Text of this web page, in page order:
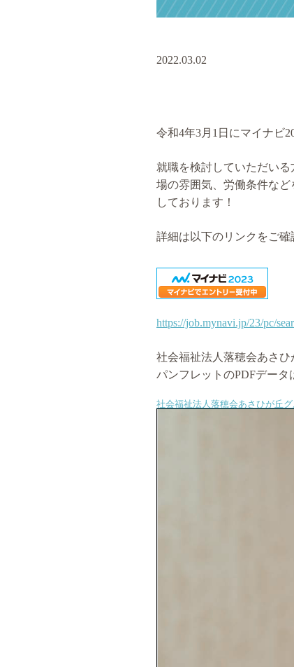
2022.03.02
令和4年3月1日にマイナビ
就職を検討していただい
場の雰囲気、労働条件な
しております！
詳細は以下のリンクをご確
https://job.mynavi.jp/23/pc/
社会福祉法人落穂会あさ
パンフレットのPDFデータ
社会福祉法人落穂会あさひが丘